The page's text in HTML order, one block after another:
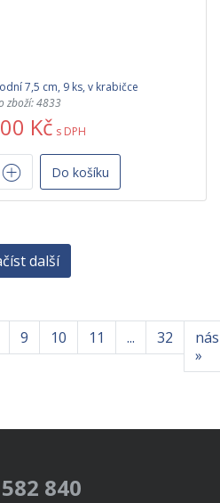
7,5 cm, 9 ks, v krabičce
zboží: 4833
Kč s DPH
Do košíku
další
9 10 11 ... 32
»
840